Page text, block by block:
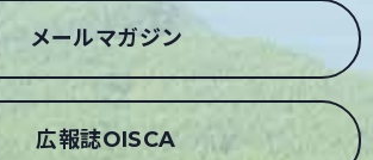
メールマガジン
広報誌OISCA